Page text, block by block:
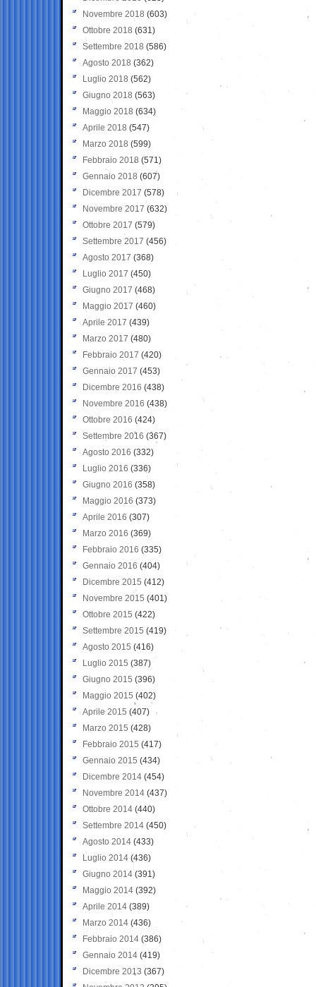
Novembre 2018 (603)
Ottobre 2018 (631)
Settembre 2018 (586)
Agosto 2018 (362)
Luglio 2018 (562)
Giugno 2018 (563)
Maggio 2018 (634)
Aprile 2018 (547)
Marzo 2018 (599)
Febbraio 2018 (571)
Gennaio 2018 (607)
Dicembre 2017 (578)
Novembre 2017 (632)
Ottobre 2017 (579)
Settembre 2017 (456)
Agosto 2017 (368)
Luglio 2017 (450)
Giugno 2017 (468)
Maggio 2017 (460)
Aprile 2017 (439)
Marzo 2017 (480)
Febbraio 2017 (420)
Gennaio 2017 (453)
Dicembre 2016 (438)
Novembre 2016 (438)
Ottobre 2016 (424)
Settembre 2016 (367)
Agosto 2016 (332)
Luglio 2016 (336)
Giugno 2016 (358)
Maggio 2016 (373)
Aprile 2016 (307)
Marzo 2016 (369)
Febbraio 2016 (335)
Gennaio 2016 (404)
Dicembre 2015 (412)
Novembre 2015 (401)
Ottobre 2015 (422)
Settembre 2015 (419)
Agosto 2015 (416)
Luglio 2015 (387)
Giugno 2015 (396)
Maggio 2015 (402)
Aprile 2015 (407)
Marzo 2015 (428)
Febbraio 2015 (417)
Gennaio 2015 (434)
Dicembre 2014 (454)
Novembre 2014 (437)
Ottobre 2014 (440)
Settembre 2014 (450)
Agosto 2014 (433)
Luglio 2014 (436)
Giugno 2014 (391)
Maggio 2014 (392)
Aprile 2014 (389)
Marzo 2014 (436)
Febbraio 2014 (386)
Gennaio 2014 (419)
Dicembre 2013 (367)